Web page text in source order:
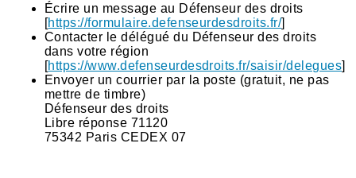
Écrire un message au Défenseur des droits
[https://formulaire.defenseurdesdroits.fr/]
Contacter le délégué du Défenseur des droits
dans votre région
[https://www.defenseurdesdroits.fr/saisir/delegues]
Envoyer un courrier par la poste (gratuit, ne pas
mettre de timbre)
Défenseur des droits
Libre réponse 71120
75342 Paris CEDEX 07